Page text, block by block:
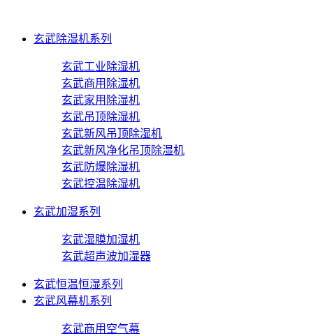
玄武除湿机系列
玄武工业除湿机
玄武商用除湿机
玄武家用除湿机
玄武吊顶除湿机
玄武新风吊顶除湿机
玄武新风净化吊顶除湿机
玄武防爆除湿机
玄武控温除湿机
玄武加湿系列
玄武湿膜加湿机
玄武超声波加湿器
玄武恒温恒湿系列
玄武风幕机系列
玄武商用空气幕